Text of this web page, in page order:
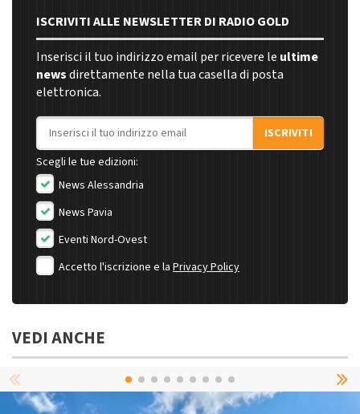
ISCRIVITI ALLE NEWSLETTER DI RADIO GOLD
Inserisci il tuo indirizzo email per ricevere le ultime
newsdirettamente nella tua casella di posta
elettronica.
Indirizzo email
ISCRIVITI
Scegli le tue edizioni:
News Alessandria
News Pavia
Eventi Nord-Ovest
Accetto l'iscrizione e la Privacy Policy
VEDI ANCHE